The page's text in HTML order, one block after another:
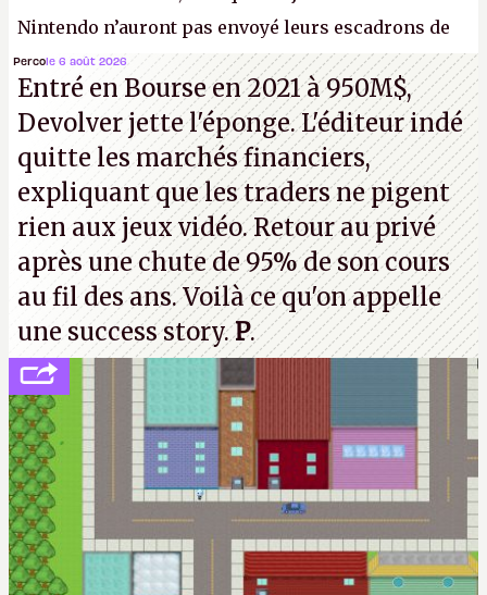
Nintendo n’auront pas envoyé leurs escadrons de
la mort judiciaires pour distribuer du copyright
strike à tour de bras, l'Oncle Sam continuera
d'étaler sa confiture intellectuelle sur vos
souvenirs d'enfance.P.
Percole 6 août 2026
Entré en Bourse en 2021 à 950M$,
Devolver jette l'éponge. L'éditeur indé
quitte les marchés financiers,
expliquant que les traders ne pigent
rien aux jeux vidéo. Retour au privé
après une chute de 95% de son cours
au fil des ans. Voilà ce qu'on appelle
une success story.P.